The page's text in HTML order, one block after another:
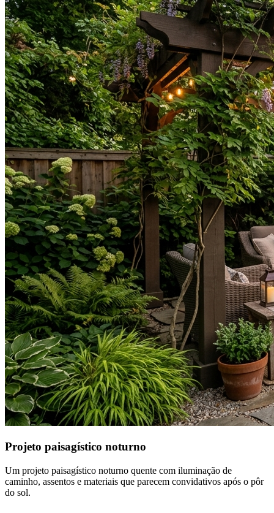
Projeto paisagístico noturno
Um projeto paisagístico noturno quente com iluminação de
caminho, assentos e materiais que parecem convidativos após o pôr
do sol.